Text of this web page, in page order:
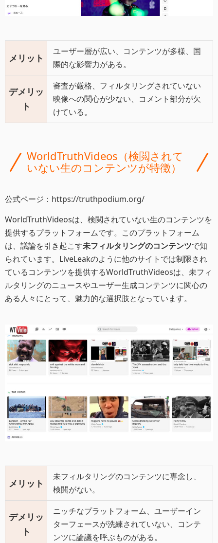
メリット
ユーザー層が広い、コンテンツが多様、国
際的な影響力がある。
デメリッ
ト
審査が厳格、フィルタリングされていない
映像への関心が少ない、コメント部分が欠
けている。
WorldTruthVideos（検閲されて
いない生のコンテンツが特徴）
公式ページ：https://truthpodium.org/
WorldTruthVideosは、検閲されていない生のコンテンツを
提供するプラットフォームです。このプラットフォーム
は、議論を引き起こす未フィルタリングのコンテンツで知
られています。LiveLeakのように他のサイトでは制限され
ているコンテンツを提供するWorldTruthVideosは、未フィ
ルタリングのニュースやユーザー生成コンテンツに関心の
ある人々にとって、魅力的な選択肢となっています。
メリット
未フィルタリングのコンテンツに専念し、
検閲がない。
デメリッ
ト
ニッチなプラットフォーム、ユーザーイン
ターフェースが洗練されていない、コンテ
ンツに論議を呼ぶものがある。